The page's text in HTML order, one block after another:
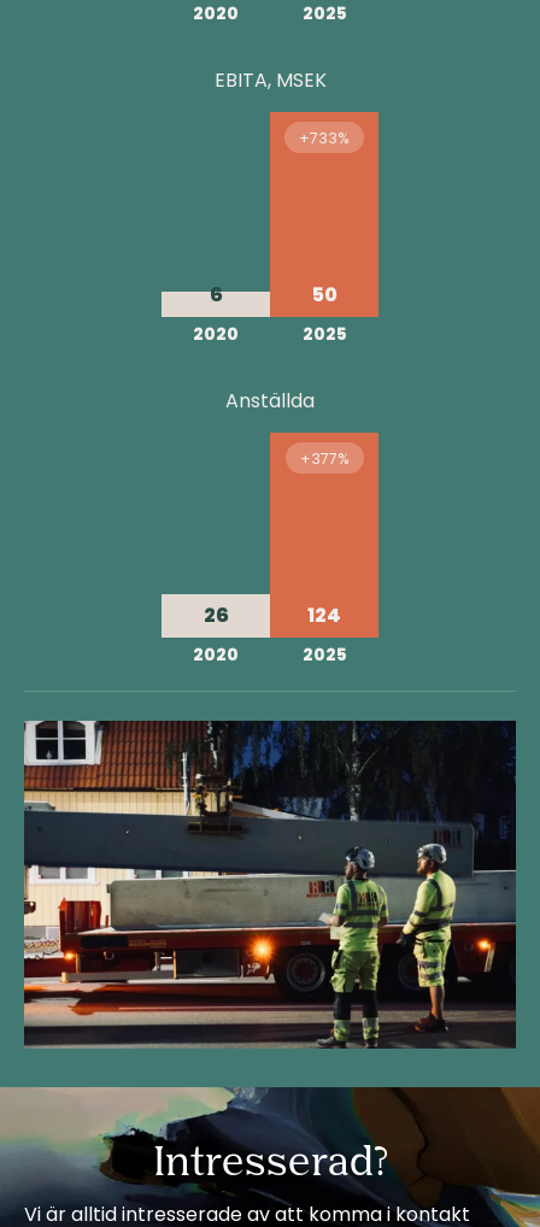
2020 2025
EBITA, MSEK
2020
6
2025
50
+733%
Anställda
2020
26
2025
124
+377%
Intresserad?
Vi är alltid intresserade av att komma i kontakt